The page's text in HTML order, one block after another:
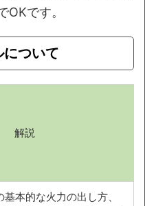
OKです。
ついて
解説
本的な火力の出し方、